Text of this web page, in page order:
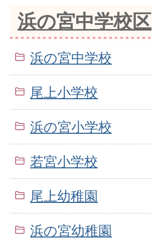
浜の宮中学校区
浜の宮中学校
尾上小学校
浜の宮小学校
若宮小学校
尾上幼稚園
浜の宮幼稚園